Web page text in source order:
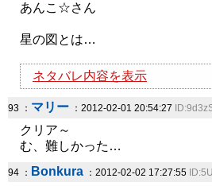
あんこ☆さん
星の図とは…
ネタバレ内容を表示
93 ： マリー ：2012-02-01 20:54:27
クリア～
む、難しかった…
94 ： Bonkura ：2012-02-02 17:27:55